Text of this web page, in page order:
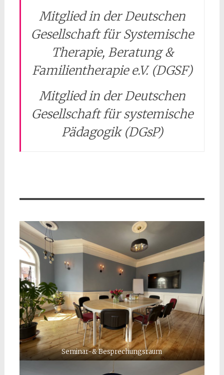
Mitglied in der Deutschen
Gesellschaft für Systemische
Therapie, Beratung &
Familientherapie e.V. (DGSF)
Mitglied in der Deutschen
Gesellschaft für systemische
Pädagogik (DGsP)
Seminar-& Besprechungsraum